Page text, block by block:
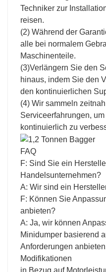
Techniker zur
reisen.
(2) Während der
alle bei normalem
Maschinenteile.
(3)Verlängern Sie den
hinaus, indem Sie den
den kontinuierlichen
(4) Wir sammeln
Serviceerfahrungen,
kontinuierlich zu
FAQ
F: Sind Sie ein
Handelsunternehmen?
A: Wir sind ein
F: Können Sie
anbieten?
A: Ja, wir können
Minidumper basierend
Anforderungen
Modifikationen
in Bezug auf